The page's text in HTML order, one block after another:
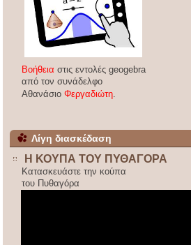
Βοήθειαστις εντολές geogebra
από τον συνάδελφο
ΑθανάσιοΦεργαδιώτη.
Λίγη διασκέδαση
Η ΚΟΥΠΑ ΤΟΥ ΠΥΘΑΓΟΡΑ
Κατασκευάστε την κούπα
του Πυθαγόρα